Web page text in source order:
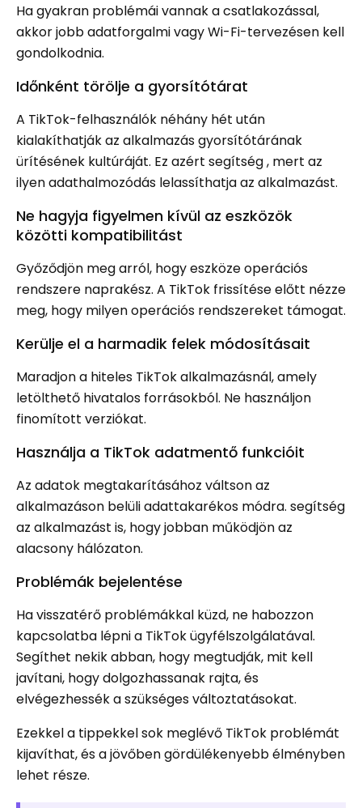
Ha gyakran problémái vannak a csatlakozással,
akkor jobb adatforgalmi vagy Wi-Fi-tervezésen kell
gondolkodnia.
Időnként törölje a gyorsítótárat
A TikTok-felhasználók néhány hét után
kialakíthatják az alkalmazás gyorsítótárának
ürítésének kultúráját. Ez azért segítség , mert az
ilyen adathalmozódás lelassíthatja az alkalmazást.
Ne hagyja figyelmen kívül az eszközök
közötti kompatibilitást
Győződjön meg arról, hogy eszköze operációs
rendszere naprakész. A TikTok frissítése előtt nézze
meg, hogy milyen operációs rendszereket támogat.
Kerülje el a harmadik felek módosításait
Maradjon a hiteles TikTok alkalmazásnál, amely
letölthető hivatalos forrásokból. Ne használjon
finomított verziókat.
Használja a TikTok adatmentő funkcióit
Az adatok megtakarításához váltson az
alkalmazáson belüli adattakarékos módra. segítség
az alkalmazást is, hogy jobban működjön az
alacsony hálózaton.
Problémák bejelentése
Ha visszatérő problémákkal küzd, ne habozzon
kapcsolatba lépni a TikTok ügyfélszolgálatával.
Segíthet nekik abban, hogy megtudják, mit kell
javítani, hogy dolgozhassanak rajta, és
elvégezhessék a szükséges változtatásokat.
Ezekkel a tippekkel sok meglévő TikTok problémát
kijavíthat, és a jövőben gördülékenyebb élményben
lehet része.